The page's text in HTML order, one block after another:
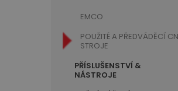
EMCO
POUŽITÉ A PŘEDVÁDĚCÍ
STROJE
PŘÍSLUŠENSTVÍ &
NÁSTROJE